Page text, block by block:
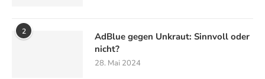
2
AdBlue gegen Unkraut: Sinnvoll oder
nicht?
28. Mai 2024